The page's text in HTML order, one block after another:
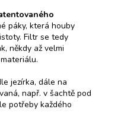
páky, která houby
Filtr se tedy
někdy až velmi
jezírka, dále na
např. v šachtě pod
potřeby každého